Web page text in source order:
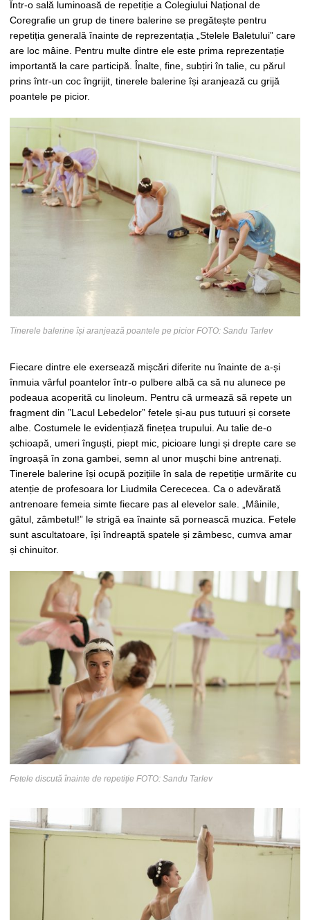
Într-o sală luminoasă de repetiție a Colegiului Național de
Coregrafie un grup de tinere balerine se pregătește pentru
repetiția generală înainte de reprezentația „Stelele Baletului” care
are loc mâine. Pentru multe dintre ele este prima reprezentație
importantă la care participă. Înalte, fine, subțiri în talie, cu părul
prins într-un coc îngrijit, tinerele balerine își aranjează cu grijă
poantele pe picior.
Tinerele balerine își aranjează poantele pe picior FOTO: Sandu Tarlev
Fiecare dintre ele exersează mișcări diferite nu înainte de a-și
înmuia vârful poantelor într-o pulbere albă ca să nu alunece pe
podeaua acoperită cu linoleum. Pentru că urmează să repete un
fragment din ”Lacul Lebedelor” fetele și-au pus tutuuri și corsete
albe. Costumele le evidențiază finețea trupului. Au talie de-o
șchioapă, umeri înguști, piept mic, picioare lungi și drepte care se
îngroașă în zona gambei, semn al unor mușchi bine antrenați.
Tinerele balerine își ocupă pozițiile în sala de repetiție urmărite cu
atenție de profesoara lor Liudmila Cerececea. Ca o adevărată
antrenoare femeia simte fiecare pas al elevelor sale. „Mâinile,
gâtul, zâmbetul!” le strigă ea înainte să pornească muzica. Fetele
sunt ascultatoare, își îndreaptă spatele și zâmbesc, cumva amar
și chinuitor.
Fetele discută înainte de repetiție FOTO: Sandu Tarlev